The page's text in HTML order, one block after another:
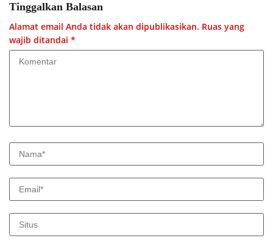
Tinggalkan Balasan
Alamat email Anda tidak akan dipublikasikan. Ruas yang
wajib ditandai *